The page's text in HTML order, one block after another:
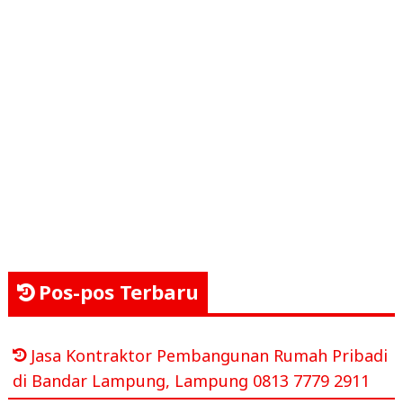
Pos-pos Terbaru
Jasa Kontraktor Pembangunan Rumah Pribadi
di Bandar Lampung, Lampung 0813 7779 2911